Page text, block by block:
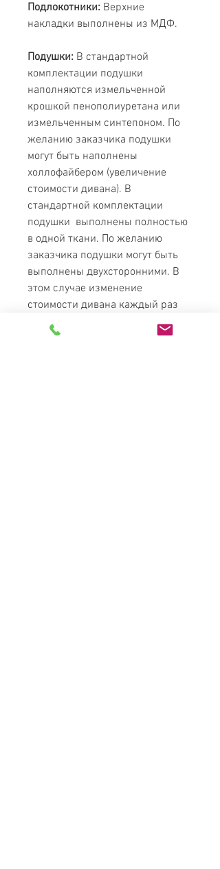
Подлокотники: Верхние
накладки выполнены из МДФ.
Подушки: В стандартной
комплектации подушки
наполняются измельченной
крошкой пенополиуретана или
измельченным синтепоном. По
желанию заказчика подушки
могут быть наполнены
холлофайбером (увеличение
стоимости дивана). В
стандартной комплектации
подушки выполнены полностью
в одной ткани. По желанию
заказчика подушки могут быть
выполнены двухсторонними. В
этом случае изменение
стоимости дивана каждый раз
оговаривается отдельно.